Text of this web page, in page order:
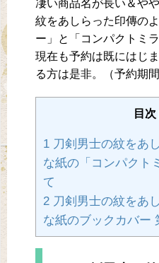
凄い商品名が長い＆や
紋をあしらった印傳の
ー」と「コンパクトミ
現在も予約は既にはじ
る方は是非。（予約期
目次
1 刀剣男士の紋をあ
な紙の「コンパクト
て
2 刀剣男士の紋をあ
な紙のブックカバー